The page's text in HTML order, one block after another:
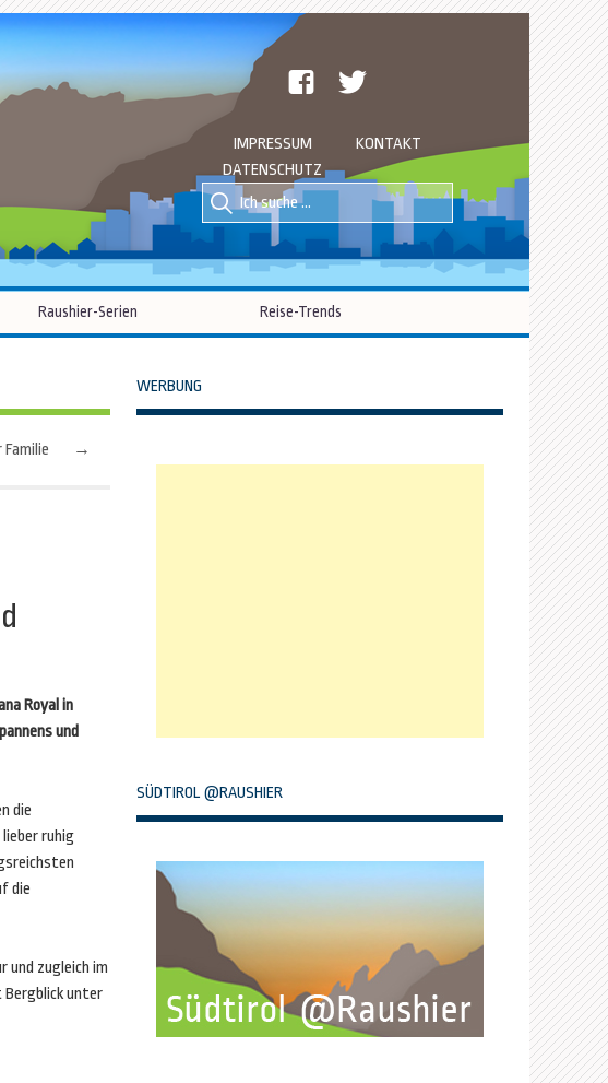
facebook
IMPRESSUM
KONTAKT
DATENSCHUTZ
Suche
nach::
Suche
nach:
Raushier-Serien Reise-Trends
→
Royal in
und
die
ruhig
die
und zugleich im
Bergblick unter
WERBUNG
SÜDTIROL @RAUSHIER